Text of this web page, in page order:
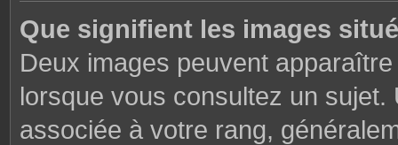
Que signifient les images
Deux images peuvent
lorsque vous consultez un sujet.
associée à votre rang,